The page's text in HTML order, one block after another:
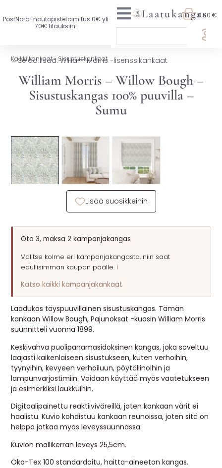
PostNord-noutopistetoimitus 0€ yli
70€ tilauksiin!
UUTTA VALIKOIMASSA
KAIKKI KANKAAT
SISUSTUSKANKAAT
YLEISKANKAAT
LISENSOIDUT KANKAAT
KANKAAT A-Ö
🔖 OUTLET
OHJEITA
USEIN KYSYTTYÄ
Laatukangas0,00 €
Kaikki kankaat»Sisustuskankaat
←Selaa lisää: William Morris -lisenssikankaat
William Morris – Willow Bough –
Sisustuskangas 100% puuvilla –
Sumu
Ota 3, maksa 2 kampanjakangas
Valitse kolme eri kampanjakangasta, niin saat
edullisimman kaupan päälle. ℹ️
Katso kaikki kampanjakankaat
Laadukas täyspuuvillainen sisustuskangas. Tämän
kankaan Willow Bough, Pajunoksat -kuosin William Morris
suunnitteli vuonna 1899.
Keskivahva puolipanamasidoksinen kangas, joka soveltuu
laajasti kaikenlaiseen sisustukseen, kuten verhoihin,
tyynyihin, kevyeen verhoiluun, pöytäliinoihin ja
lampunvarjostimiin. Voidaan käyttää myös vaatetukseen
ja esimerkiksi laukkuihin.
Digitaalipainettu reaktiiviväreillä, joten kankaan värit ei
haalistu. Kuvio kohdistuu kankaan reunoissa, joten sitä on
helppo jatkaa myös leveyssuunnassa.
Kuvion mallikerran leveys 25,5cm.
Öko-Tex 100 standardoitu, haitta-aineeton kangas.
Lisää suosikkeihin